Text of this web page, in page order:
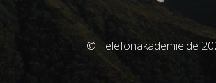
© Telefonakademie.de